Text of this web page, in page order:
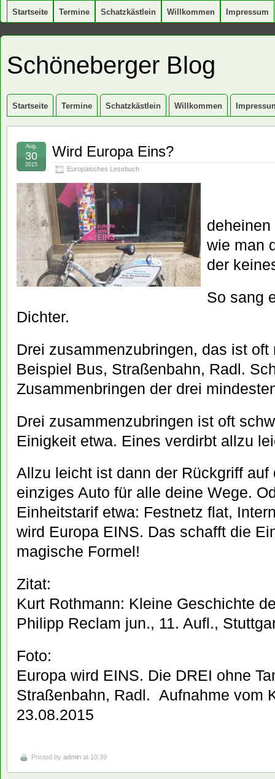
Startseite Termine Schatzkästlein Willkommen Impressum
Schöneberger Blog
Startseite Termine Schatzkästlein Willkommen
Wird Europa Eins?
Europäisches Lesebuch
Aug.
30
2015
wie man
der
So sang
Dichter.
Drei zusammenzubringen, das ist
Beispiel Bus, Straßenbahn, Radl.
Zusammenbringen der drei
Drei zusammenzubringen ist oft
Einigkeit etwa. Eines verdirbt allzu
Allzu leicht ist dann der Rückgriff
einziges Auto für alle deine Wege.
Einheitstarif etwa: Festnetz flat,
wird Europa EINS. Das schafft die
magische Formel!
Zitat:
Kurt Rothmann: Kleine Geschichte
Philipp Reclam jun., 11. Aufl.,
Foto:
Europa wird EINS. Die DREI ohne
Straßenbahn, Radl. Aufnahme vom
23.08.2015
Posted by admin at 10:39